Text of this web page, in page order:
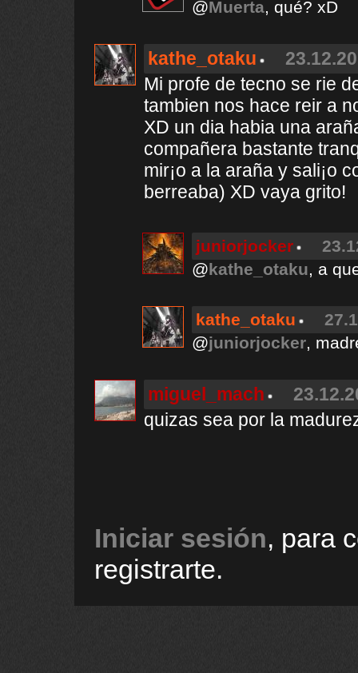
@Muerta, qué? xD
kathe_otaku
Mi profe de tecno se rie
tambien nos hace reir a
XD un dia habia una
compañera bastante
mir¡o a la araña y sali¡o
berreaba) XD vaya grito!
juniorjocker
@kathe_otaku, a
kathe_otaku
@juniorjocker,
miguel_mach
quizas sea por la
Iniciar sesión, para
registrarte.